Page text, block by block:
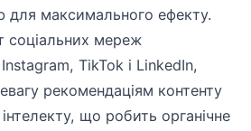
для максимального ефекту.
соціальних мереж
TikTok і LinkedIn,
рекомендаціям контенту
що робить органічне